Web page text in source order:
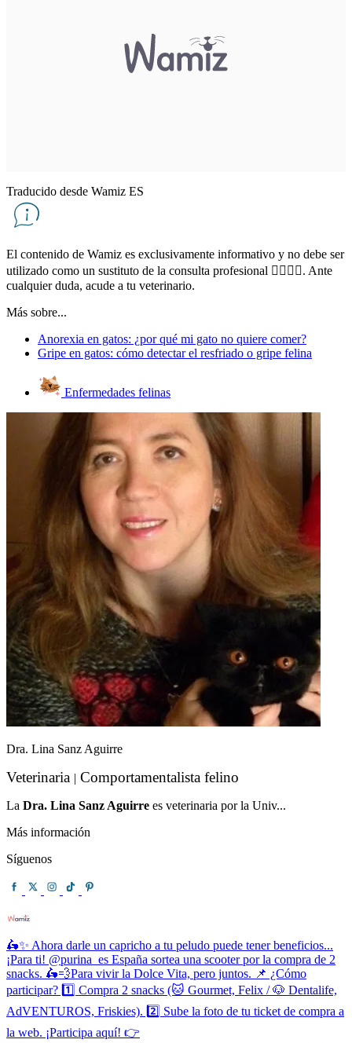
Traducido desde Wamiz ES
El contenido de Wamiz es exclusivamente informativo y no debe ser
utilizado como un sustituto de la consulta profesional 👨‍⚕👩‍⚕. Ante
cualquier duda, acude a tu veterinario.
Más sobre...
Anorexia en gatos: ¿por qué mi gato no quiere comer?
Gripe en gatos: cómo detectar el resfriado o gripe felina
Enfermedades felinas
Dra. Lina Sanz Aguirre
Veterinaria | Comportamentalista felino
La Dra. Lina Sanz Aguirre es veterinaria por la Univ...
Más información
Síguenos
🛵✨ Ahora darle un capricho a tu peludo puede tener beneficios...
¡Para ti! @purina_es España sortea una scooter por la compra de 2
snacks. 🛵💨Para vivir la Dolce Vita, pero juntos. 📌 ¿Cómo
participar? 1️⃣ Compra 2 snacks (🐱 Gourmet, Felix / 🐶 Dentalife,
AdVENTUROS, Friskies). 2️⃣ Sube la foto de tu ticket de compra a
la web. ¡Participa aquí! 👉